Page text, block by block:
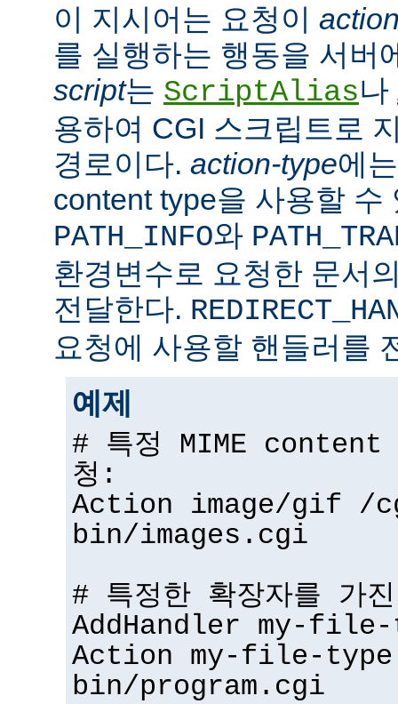
이 지시어는 요청이
를 실행하는 행동을 서버
script는 ScriptAlias나
용하여 CGI 스크립트로
경로이다. action-type에
content type을 사용할 수
PATH_INFO와
환경변수로 요청한 문서
전달한다.
요청에 사용할 핸들러를
예제
# 특정 MIME content
청:
Action image/gif /
bin/images.cgi
# 특정한 확장자를 가
AddHandler my-
Action my-file-
bin/program.cgi